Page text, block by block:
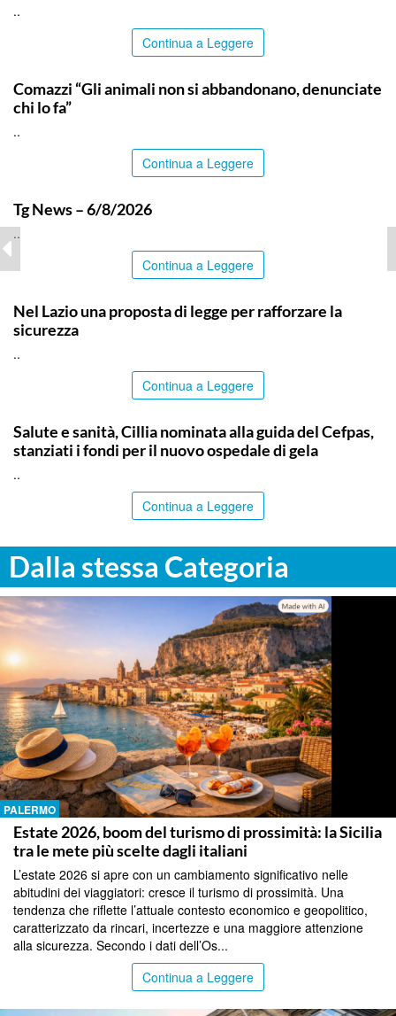
..
Continua a Leggere
Comazzi “Gli animali non si abbandonano, denunciate
chi lo fa”
..
Continua a Leggere
Tg News – 6/8/2026
..
Continua a Leggere
Nel Lazio una proposta di legge per rafforzare la
sicurezza
..
Continua a Leggere
Salute e sanità, Cillia nominata alla guida del Cefpas,
stanziati i fondi per il nuovo ospedale di gela
..
Continua a Leggere
Dalla stessa Categoria
PALERMO
Estate 2026, boom del turismo di prossimità: la Sicilia
tra le mete più scelte dagli italiani
L’estate 2026 si apre con un cambiamento significativo nelle
abitudini dei viaggiatori: cresce il turismo di prossimità. Una
tendenza che riflette l’attuale contesto economico e geopolitico,
caratterizzato da rincari, incertezze e una maggiore attenzione
alla sicurezza. Secondo i dati dell’Os...
Continua a Leggere